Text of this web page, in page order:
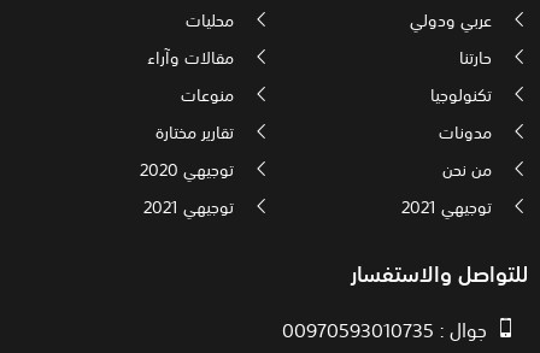
عربي ودولي
محليات
حارتنا
مقالات وآراء
تكنولوجيا
منوعات
مدونات
تقارير مختارة
من نحن
توجيهي 2020
توجيهي 2021
توجيهي 2021
للتواصل والاستفسار
جوال : 00970593010735